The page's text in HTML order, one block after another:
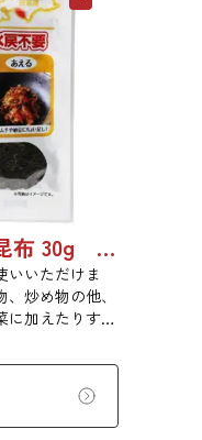
戻さず使えるきざみ昆布 30g 5027
いいただけま
炒め物の他、
に加えたりする
第19回ファス
品は酢を使用し
ますので、酢
召し上がりく